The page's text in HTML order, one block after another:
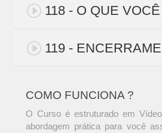
118 - O QUE
119 -
COMO FUNCIONA ?
O Curso é estruturado em
abordagem prática para você